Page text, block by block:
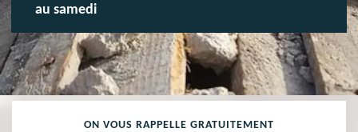
au samedi
ON VOUS RAPPELLE GRATUITEMENT